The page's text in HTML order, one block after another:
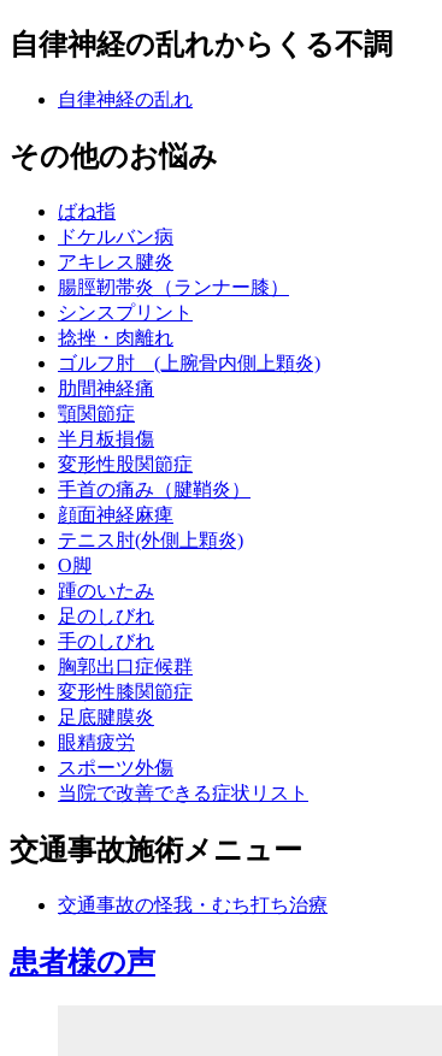
自律神経の乱れからくる不調
自律神経の乱れ
その他のお悩み
ばね指
ドケルバン病
アキレス腱炎
腸脛靭帯炎（ランナー膝）
シンスプリント
捻挫・肉離れ
ゴルフ肘 (上腕骨内側上顆炎)
肋間神経痛
顎関節症
半月板損傷
変形性股関節症
手首の痛み（腱鞘炎）
顔面神経麻痺
テニス肘(外側上顆炎)
O脚
踵のいたみ
足のしびれ
手のしびれ
胸郭出口症候群
変形性膝関節症
足底腱膜炎
眼精疲労
スポーツ外傷
当院で改善できる症状リスト
交通事故施術メニュー
交通事故の怪我・むち打ち治療
患者様の声